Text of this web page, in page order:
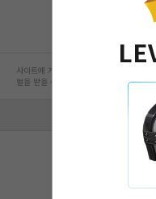
사이트에 게시된 컨텐츠는 저작권자의 권
벌을 받을 수 있습니다.
회